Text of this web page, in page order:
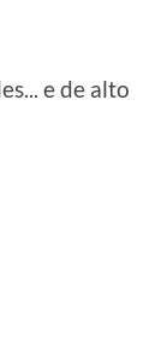
e de alto